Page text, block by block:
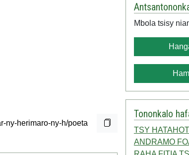
Mbola tsisy
Tononkalo
TSY
ANDRAMO